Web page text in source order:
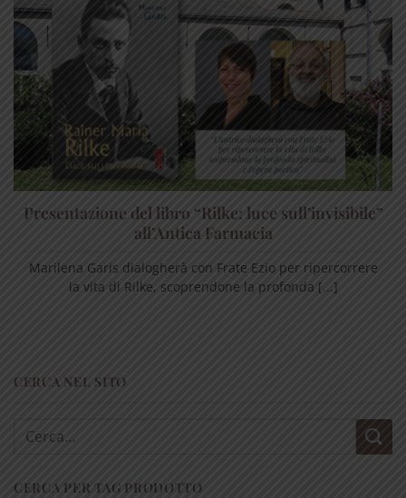
Presentazione del libro “Rilke: luce sull’invisibile”
all’Antica Farmacia
Marilena Garis dialogherà con Frate Ezio per ripercorrere
la vita di Rilke, scoprendone la profonda [...]
CERCA NEL SITO
Cerca:
CERCA PER TAG PRODOTTO